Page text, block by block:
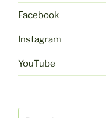
Facebook
Instagram
YouTube